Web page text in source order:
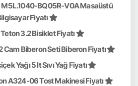
M5L.1040-BQ05R-V0A Masaüstü
Fiyatı
3.2 Bisiklet Fiyatı
Biberon Seti Biberon Fiyatı
Yağı 5 lt Sıvı Yağ Fiyatı
A324-06 Tost Makinesi Fiyatı